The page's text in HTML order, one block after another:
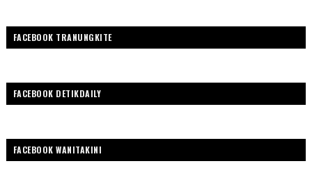
FACEBOOK TRANUNGKITE
FACEBOOK DETIKDAILY
FACEBOOK WANITAKINI